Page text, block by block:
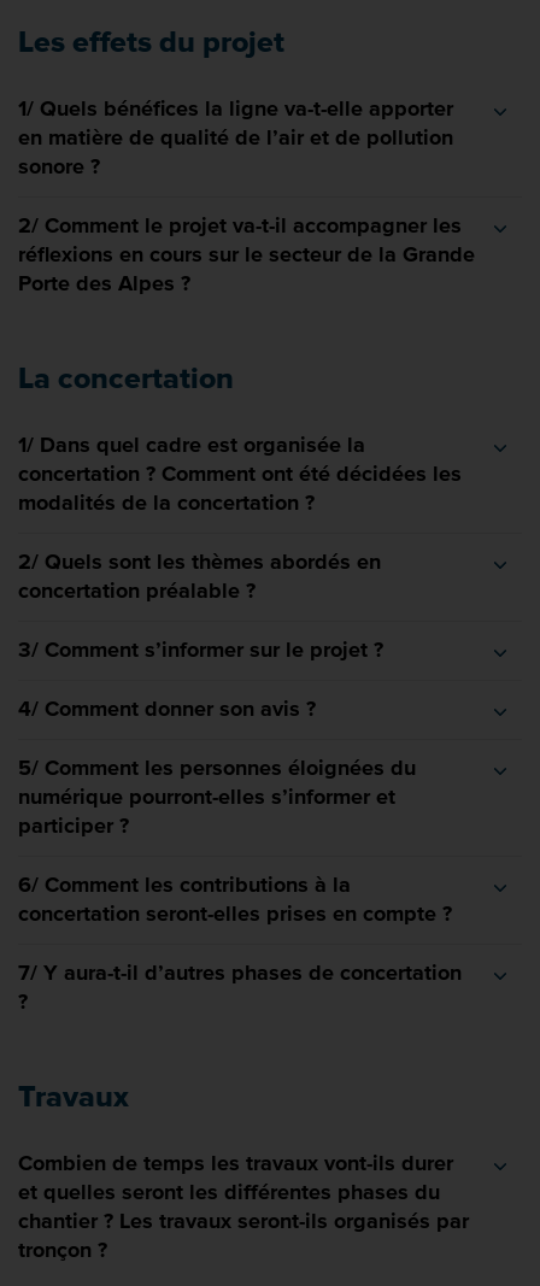
Les effets du projet
1/ Quels bénéfices la ligne va-t-elle apporter
en matière de qualité de l’air et de pollution
sonore ?
2/ Comment le projet va-t-il accompagner les
réflexions en cours sur le secteur de la Grande
Porte des Alpes ?
La concertation
1/ Dans quel cadre est organisée la
concertation ? Comment ont été décidées les
modalités de la concertation ?
2/ Quels sont les thèmes abordés en
concertation préalable ?
3/ Comment s’informer sur le projet ?
4/ Comment donner son avis ?
5/ Comment les personnes éloignées du
numérique pourront-elles s’informer et
participer ?
6/ Comment les contributions à la
concertation seront-elles prises en compte ?
7/ Y aura-t-il d’autres phases de concertation
?
Travaux
Combien de temps les travaux vont-ils durer
et quelles seront les différentes phases du
chantier ? Les travaux seront-ils organisés par
tronçon ?